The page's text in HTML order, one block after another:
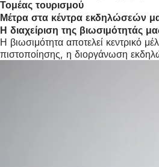
σ
τ
ε
Τομέας τουρισμού
Μέτρα στα κέντρα εκδηλώσεών
Η διαχείριση της βιωσιμότητάς
Η βιωσιμότητα αποτελεί κεντρικό
πιστοποίησης, η διοργάνωση